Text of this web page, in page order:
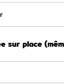
sur place